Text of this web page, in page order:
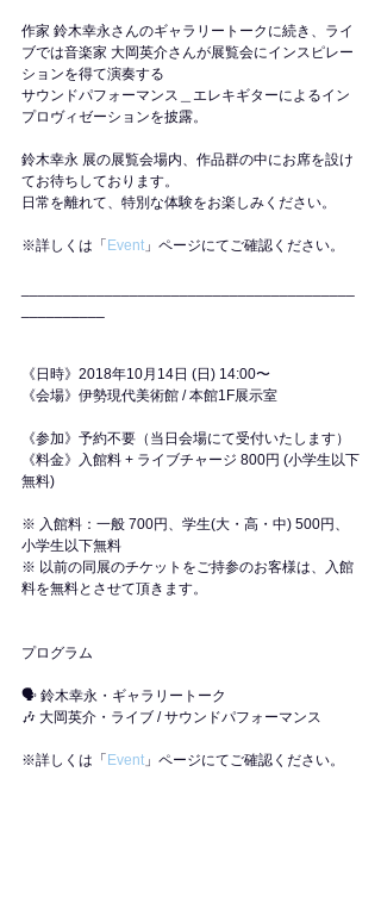
作家 鈴木幸永さんのギャラリートークに続き、ライ
ブでは音楽家 大岡英介さんが展覧会にインスピレー
ションを得て演奏する
サウンドパフォーマンス＿エレキギターによるイン
プロヴィゼーションを披露。
鈴木幸永 展の展覧会場内、作品群の中にお席を設け
てお待ちしております。
日常を離れて、特別な体験をお楽しみください。
※詳しくは「Event 」ページにてご確認ください。
《日時》2018年10月14日 (日) 14:00〜
《会場》伊勢現代美術館 / 本館1F展示室
《参加》予約不要（当日会場にて受付いたします）
《料金》入館料 + ライブチャージ 800円 (小学生以下
無料)
※ 入館料：一般 700円、学生(大・高・中) 500円、
小学生以下無料
※ 以前の同展のチケットをご持参のお客様は、入館
料を無料とさせて頂きます。
プログラム
​🗣 鈴木幸永・ギャラリートーク
🎶 大岡英介・ライブ / サウンドパフォーマンス
※詳しくは「Event 」ページにてご確認ください。